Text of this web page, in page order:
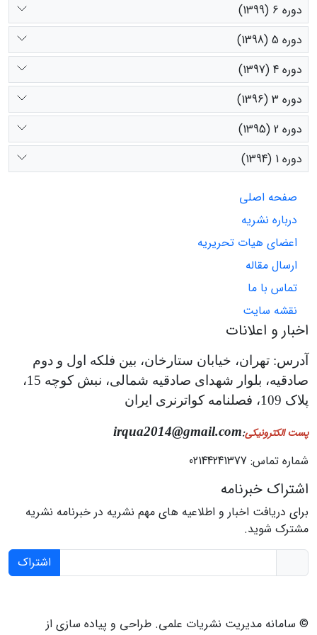
دوره 6 (1399)
دوره 5 (1398)
دوره 4 (1397)
دوره 3 (1396)
دوره 2 (1395)
دوره 1 (1394)
صفحه اصلی
درباره نشریه
اعضای هیات تحریریه
ارسال مقاله
تماس با ما
نقشه سایت
اخبار و اعلانات
آدرس: تهران، خیابان ستارخان، بین فلکه اول و دوم
صادقیه، بلوار شهدای صادقیه شمالی، نبش کوچه 15،
پلاک 109، فصلنامه کواترنری ایران
پست الکترونیکی:
irqua2014@gmail.com
شماره تماس: 02144241377
اشتراک خبرنامه
برای دریافت اخبار و اطلاعیه های مهم نشریه در خبرنامه نشریه
مشترک شوید.
اشتراک
© سامانه مدیریت نشریات علمی. طراحی و پیاده سازی از